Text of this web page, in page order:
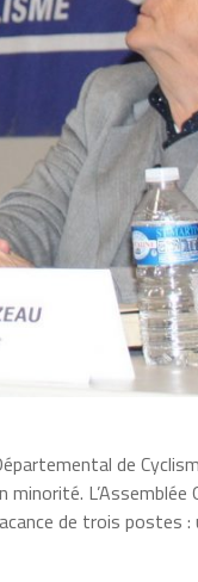
de
L’Assemblée
de trois postes :